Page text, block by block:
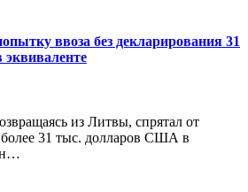
ввоза без декларирования 31
31 тыс. долларов США в